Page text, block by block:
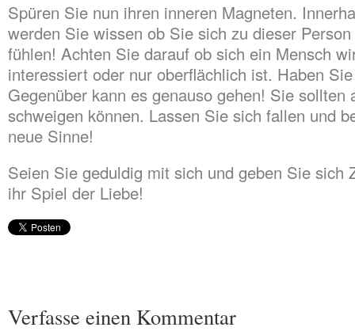
Spüren Sie nun ihren inneren Magneten.
werden Sie wissen ob Sie sich zu dieser
fühlen! Achten Sie darauf ob sich ein Mensch
interessiert oder nur oberflächlich ist. Haben
Gegenüber kann es genauso gehen! Sie sollten
schweigen können. Lassen Sie sich fallen und
neue Sinne!
Seien Sie geduldig mit sich und geben Sie sich
ihr Spiel der Liebe!
Verfasse einen Kommentar